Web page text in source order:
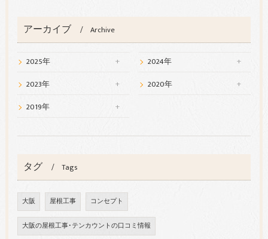
アーカイブ Archive
2025年
2024年
2023年
2020年
2019年
タグ Tags
大阪 屋根工事 コンセプト
大阪の屋根工事･テンカウントの口コミ情報